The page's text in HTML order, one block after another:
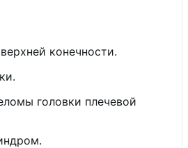
конечности.
головки плечевой